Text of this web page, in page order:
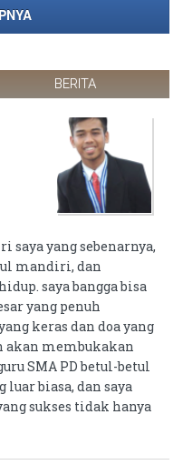
BERITA
saya yang sebenarnya,
mandiri, dan
saya bangga bisa
yang penuh
keras dan doa yang
akan membukakan
SMA PD betul-betul
biasa, dan saya
sukses tidak hanya